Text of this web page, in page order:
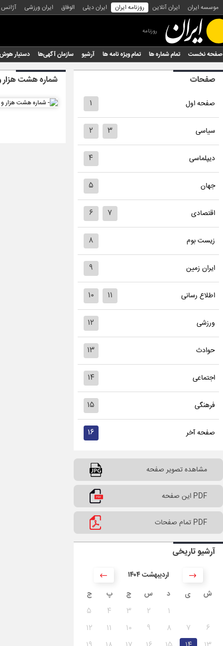
موسسه ایران ایران آنلاین روزنامه ایران ایران دیلی الوفاق ایران ورزشی
روزنامه
صفحه نخست تمام شماره ها تمام ویژه نامه ها آرشیو سازمان آگهی‌ها دستیار
صفحات
صفحه اول ۱
سیاسی ۲ ۳
دیپلماسی ۴
جهان ۵
اقتصادی ۶ ۷
زیست بوم ۸
ایران زمین ۹
اطلاع رسانی ۱۰ ۱۱
ورزشی ۱۲
حوادث ۱۳
اجتماعی ۱۴
فرهنگی ۱۵
صفحه آخر ۱۶
مشاهده تصویر صفحه
PDF این صفحه
PDF تمام صفحات
آرشیو تاریخی
۱۴۰۴ اردیبهشت
ش
ی د س چ پ ج
۱ ۲ ۳ ۴
۵
۶
۷ ۸ ۹ ۱۰ ۱۱
۱۲
شماره هشت